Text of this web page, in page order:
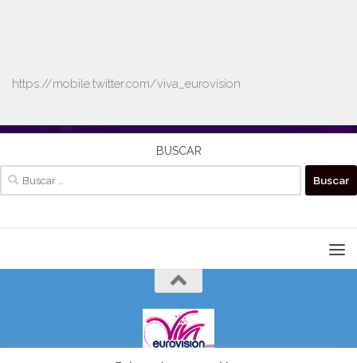
https://mobile.twitter.com/viva_eurovision
BUSCAR